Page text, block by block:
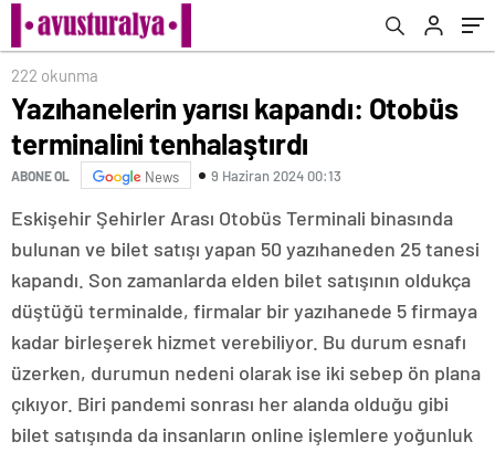
222 okunma
Yazıhanelerin yarısı kapandı: Otobüs
terminalini tenhalaştırdı
ABONE OL News 9 Haziran 2024 00:13
Eskişehir Şehirler Arası Otobüs Terminali binasında
bulunan ve bilet satışı yapan 50 yazıhaneden 25 tanesi
kapandı. Son zamanlarda elden bilet satışının oldukça
düştüğü terminalde, firmalar bir yazıhanede 5 firmaya
kadar birleşerek hizmet verebiliyor. Bu durum esnafı
üzerken, durumun nedeni olarak ise iki sebep ön plana
çıkıyor. Biri pandemi sonrası her alanda olduğu gibi
bilet satışında da insanların online işlemlere yoğunluk